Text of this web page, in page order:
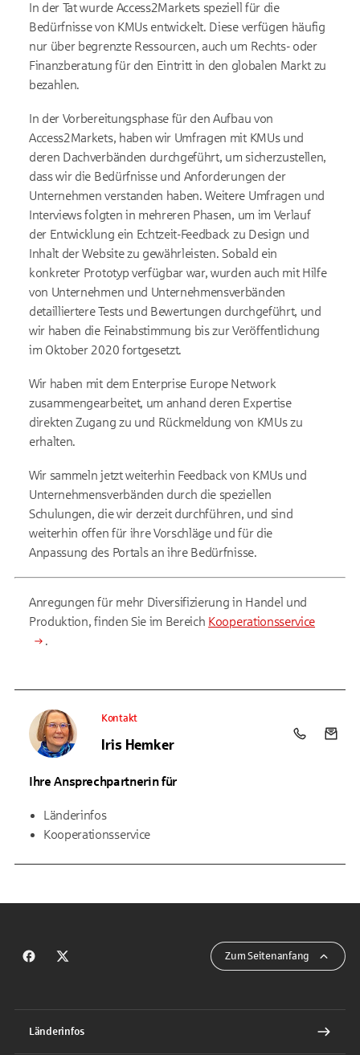
In der Tat wurde Access2Markets speziell für die
Bedürfnisse von KMUs entwickelt. Diese verfügen häufig
nur über begrenzte Ressourcen, auch um Rechts- oder
Finanzberatung für den Eintritt in den globalen Markt zu
bezahlen.
In der Vorbereitungsphase für den Aufbau von
Access2Markets, haben wir Umfragen mit KMUs und
deren Dachverbänden durchgeführt, um sicherzustellen,
dass wir die Bedürfnisse und Anforderungen der
Unternehmen verstanden haben. Weitere Umfragen und
Interviews folgten in mehreren Phasen, um im Verlauf
der Entwicklung ein Echtzeit-Feedback zu Design und
Inhalt der Website zu gewährleisten. Sobald ein
konkreter Prototyp verfügbar war, wurden auch mit Hilfe
von Unternehmen und Unternehmensverbänden
detailliertere Tests und Bewertungen durchgeführt, und
wir haben die Feinabstimmung bis zur Veröffentlichung
im Oktober 2020 fortgesetzt.
Wir haben mit dem Enterprise Europe Network
zusammengearbeitet, um anhand deren Expertise
direkten Zugang zu und Rückmeldung von KMUs zu
erhalten.
Wir sammeln jetzt weiterhin Feedback von KMUs und
Unternehmensverbänden durch die speziellen
Schulungen, die wir derzeit durchführen, und sind
weiterhin offen für ihre Vorschläge und für die
Anpassung des Portals an ihre Bedürfnisse.
Anregungen für mehr Diversifizierung in Handel und
Produktion, finden Sie im Bereich Kooperationsservice
.
Kontakt
Iris Hemker Telefon:
E-
Ihre Ansprechpartnerin für
Länderinfos
Kooperationsservice
Zum Facebook Auftritt des EuropaService
Zum X Auftritt des EuropaService
Zum Seitenanfang
Länderinfos